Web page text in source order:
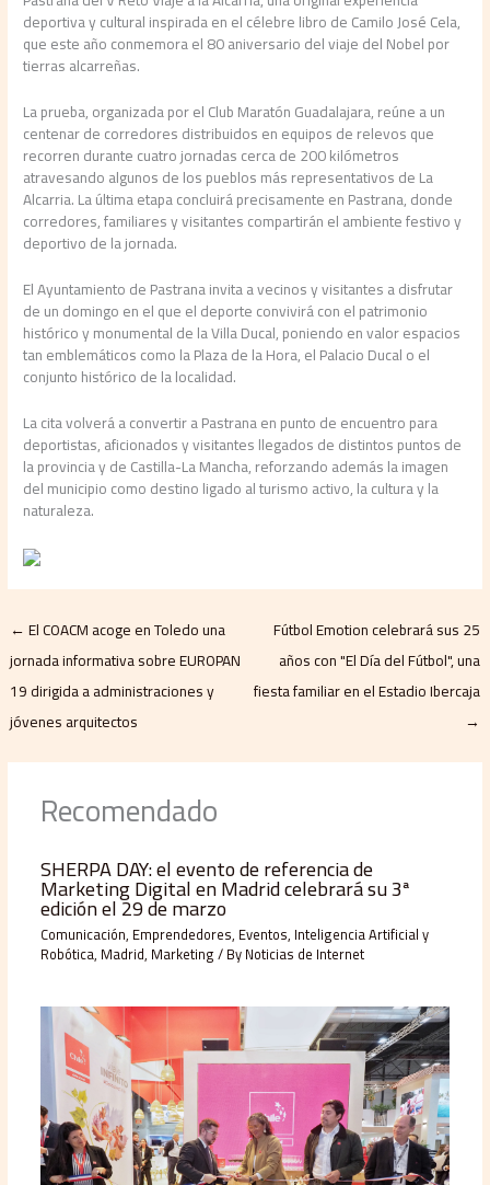
deportiva y cultural inspirada en el célebre libro de Camilo José Cela,
que este año conmemora el 80 aniversario del viaje del Nobel por
tierras alcarreñas.
La prueba, organizada por el Club Maratón Guadalajara, reúne a un
centenar de corredores distribuidos en equipos de relevos que
recorren durante cuatro jornadas cerca de 200 kilómetros
atravesando algunos de los pueblos más representativos de La
Alcarria. La última etapa concluirá precisamente en Pastrana, donde
corredores, familiares y visitantes compartirán el ambiente festivo y
deportivo de la jornada.
El Ayuntamiento de Pastrana invita a vecinos y visitantes a disfrutar
de un domingo en el que el deporte convivirá con el patrimonio
histórico y monumental de la Villa Ducal, poniendo en valor espacios
tan emblemáticos como la Plaza de la Hora, el Palacio Ducal o el
conjunto histórico de la localidad.
La cita volverá a convertir a Pastrana en punto de encuentro para
deportistas, aficionados y visitantes llegados de distintos puntos de
la provincia y de Castilla-La Mancha, reforzando además la imagen
del municipio como destino ligado al turismo activo, la cultura y la
naturaleza.
←El COACM acoge en Toledo una
jornada informativa sobre EUROPAN
19 dirigida a administraciones y
jóvenes arquitectos
Fútbol Emotion celebrará sus 25
años con "El Día del Fútbol", una
fiesta familiar en el Estadio Ibercaja
→
Recomendado
SHERPA DAY: el evento de referencia de
Marketing Digital en Madrid celebrará su 3ª
edición el 29 de marzo
Comunicación, Emprendedores, Eventos, Inteligencia Artificial y
Robótica, Madrid, Marketing/ ByNoticias de Internet